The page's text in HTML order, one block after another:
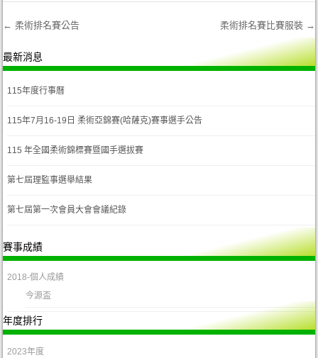
Post navigation
← 柔術排名賽公告 柔術排名賽比賽服裝 →
最新消息
115年度行事曆
115年7月16-19日 柔術亞錦賽(哈薩克)賽事選手公告
115 年全國柔術錦標賽暨國手選拔賽
第七屆理監事選舉結果
第七屆第一次會員大會會議紀錄
賽事成績
2018-個人成績
今源盃
年度排行
2023年度